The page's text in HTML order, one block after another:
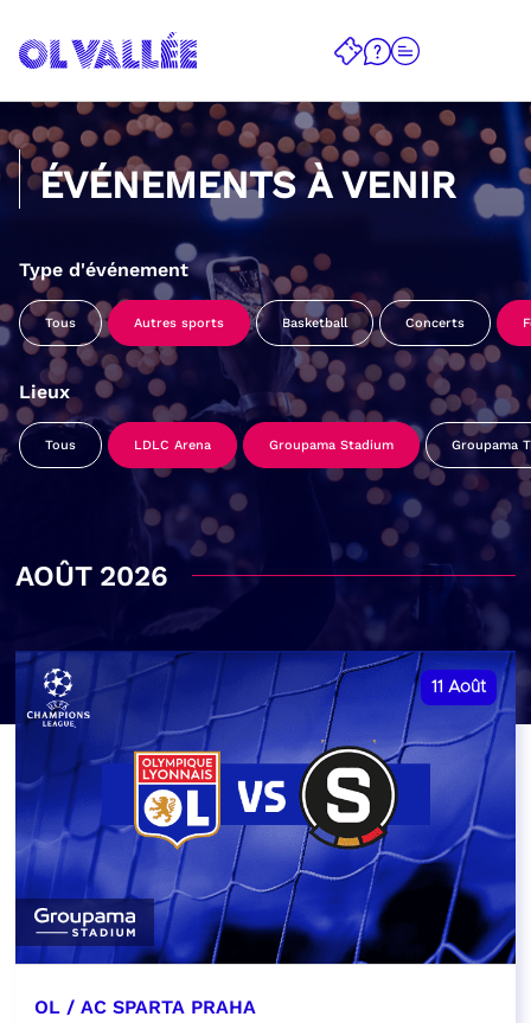
ÉVÉNEMENTS À VENIR
Type d'événement
Tous Autres sports Basketball Concerts
Lieux
Tous LDLC Arena Groupama Stadium Groupama
AOÛT 2026
11 Août
OL / AC SPARTA PRAHA